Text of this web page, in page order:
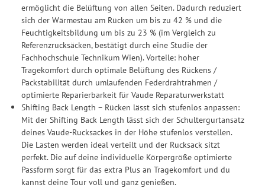
ermöglicht die Belüftung von allen Seiten. Dadurch reduziert
sich der Wärmestau am Rücken um bis zu 42 % und die
Feuchtigkeitsbildung um bis zu 23 % (im Vergleich zu
Referenzrucksäcken, bestätigt durch eine Studie der
Fachhochschule Technikum Wien). Vorteile: hoher
Tragekomfort durch optimale Belüftung des Rückens /
Packstabilität durch umlaufenden Federdrahtrahmen /
optimierte Reparierbarkeit für Vaude Reparaturwerkstatt
Shifting Back Length – Rücken lässt sich stufenlos anpassen:
Mit der Shifting Back Length lässt sich der Schultergurtansatz
deines Vaude-Rucksackes in der Höhe stufenlos verstellen.
Die Lasten werden ideal verteilt und der Rucksack sitzt
perfekt. Die auf deine individuelle Körpergröße optimierte
Passform sorgt für das extra Plus an Tragekomfort und du
kannst deine Tour voll und ganz genießen.